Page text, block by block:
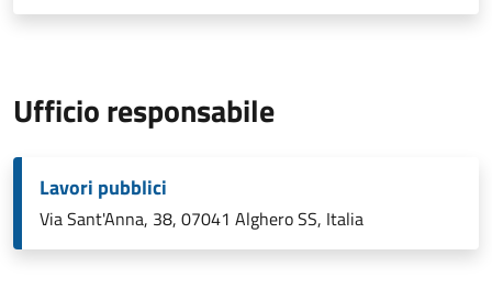
Ufficio responsabile
Lavori pubblici
Via Sant'Anna, 38, 07041 Alghero SS, Italia